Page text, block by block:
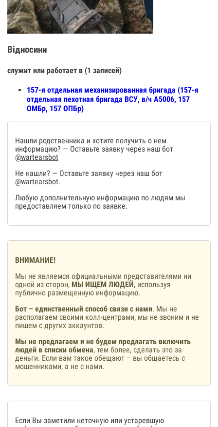
Відносини
служит или работает в (1 записей)
157-я отдельная механизированная бригада (157-я
отдельная пехотная бригада ВСУ, в/ч А5006, 157
ОМБр, 157 ОПБр)
Нашли родственника и хотите получить о нем
информацию? — Оставьте заявку через наш бот
@wartearsbot
Не нашли? — Оставьте заявку через наш бот
@wartearsbot.
Любую дополнительную информацию по людям мы
предоставляем только по заявке.
ВНИМАНИЕ!
Мы не являемся официальными представителями ни
одной из сторон, МЫ ИЩЕМ ЛЮДЕЙ, используя
публично размещенную информацию.
Бот – единственный способ связи с нами. Мы не
располагаем своими колл-центрами, мы не звоним и не
пишем с других аккаунтов.
Мы не предлагаем и не будем предлагать включить
людей в списки обмена, тем более, сделать это за
деньги. Если вам такое обещают – вы общаетесь с
мошенниками, а не с нами.
Если Вы заметили неточную или устаревшую